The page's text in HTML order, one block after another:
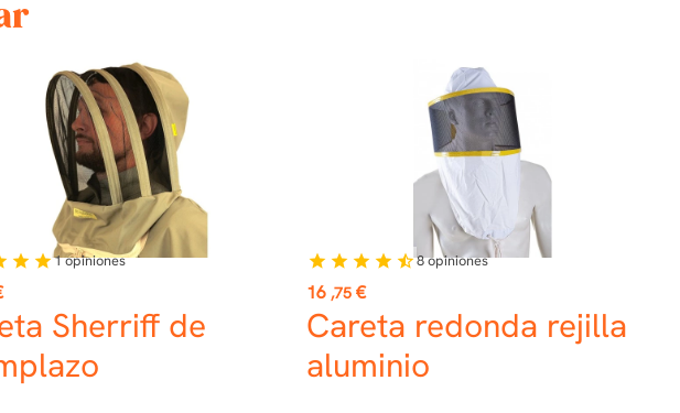
Sherriff de
star star1opiniones
Precio
16 ,75 €
Careta redonda rejilla
aluminio
star star star star star_half8opiniones